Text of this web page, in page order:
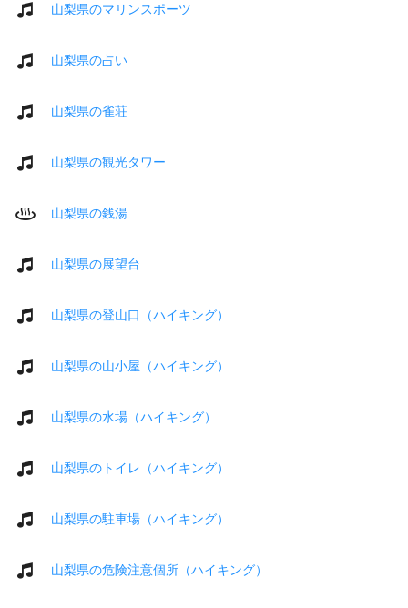
山梨県のマリンスポーツ
山梨県の占い
山梨県の雀荘
山梨県の観光タワー
山梨県の銭湯
山梨県の展望台
山梨県の登山口（ハイキング）
山梨県の山小屋（ハイキング）
山梨県の水場（ハイキング）
山梨県のトイレ（ハイキング）
山梨県の駐車場（ハイキング）
山梨県の危険注意個所（ハイキング）